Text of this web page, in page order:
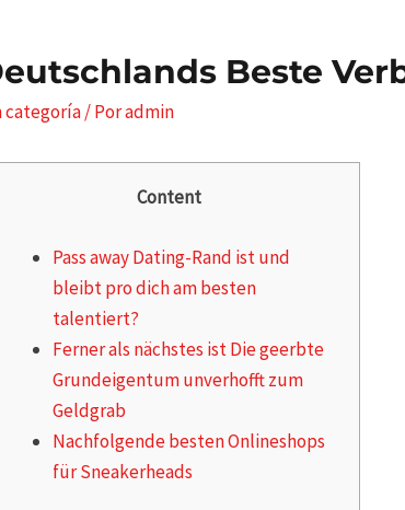
Beste
categoría/ Poradmin
Content
Pass away Dating-Rand ist und
bleibt pro dich am besten
talentiert?
Ferner als nächstes ist Die geerbte
Grundeigentum unverhofft zum
Geldgrab
Nachfolgende besten Onlineshops
für Sneakerheads